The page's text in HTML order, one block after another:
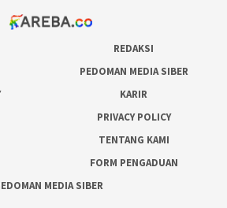
REDAKSI
PEDOMAN MEDIA SIBER
KARIR
PRIVACY POLICY
TENTANG KAMI
FORM PENGADUAN
MEDIA SIBER